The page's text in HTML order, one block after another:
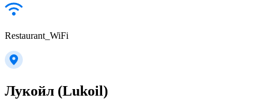
Restaurant_WiFi
Лукойл (Lukoil)